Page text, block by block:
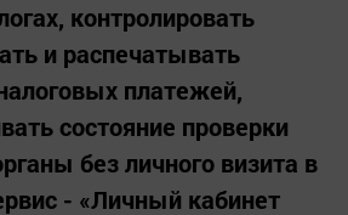
контролировать
и распечатывать
платежей,
состояние проверки
без личного визита в
- «Личный кабинет